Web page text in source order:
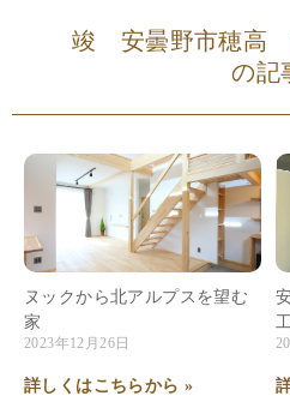
竣 安曇野市穂高 I
の記
ヌックから北アルプスを望む
家
2023年12月26日
詳しくはこちらから »
工